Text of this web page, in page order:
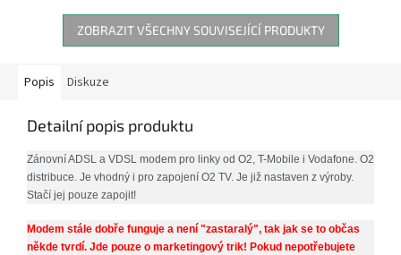
ZOBRAZIT VŠECHNY SOUVISEJÍCÍ PRODUKTY
Popis Diskuze
Detailní popis produktu
Zánovní ADSL a VDSL modem pro linky od O2, T-Mobile i Vodafone. O2
distribuce. Je vhodný i pro zapojení O2 TV. Je již nastaven z výroby.
Stačí jej pouze zapojit!
Modem stále dobře funguje a není "zastaralý", tak jak se to občas
někde tvrdí. Jde pouze o marketingový trik! Pokud nepotřebujete